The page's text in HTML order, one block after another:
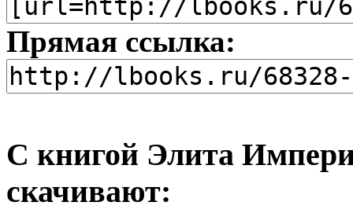
Прямая ссылка:
С книгой Элита
скачивают: